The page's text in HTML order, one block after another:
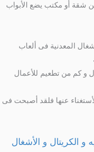
شقة أو مكتب يضع الأبواب
المعدنية فى ألعاب
و كم من تطعيم للأعمال
عنها فلقد أصبحت فى
الكريتال و الأشغال